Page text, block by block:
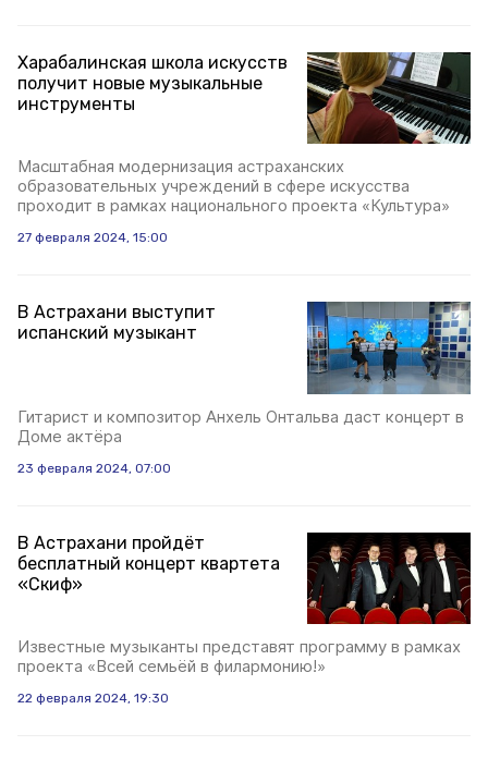
Харабалинская школа искусств
получит новые музыкальные
инструменты
Масштабная модернизация астраханских
образовательных учреждений в сфере искусства
проходит в рамках национального проекта «Культура»
27 февраля 2024, 15:00
В Астрахани выступит
испанский музыкант
Гитарист и композитор Анхель Онтальва даст концерт в
Доме актёра
23 февраля 2024, 07:00
В Астрахани пройдёт
бесплатный концерт квартета
«Скиф»
Известные музыканты представят программу в рамках
проекта «Всей семьёй в филармонию!»
22 февраля 2024, 19:30